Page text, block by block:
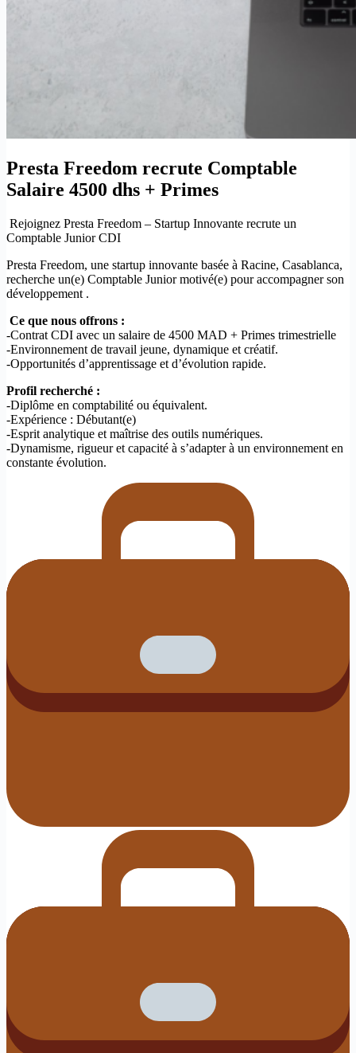
Presta Freedom recrute Comptable
Salaire 4500 dhs + Primes
Rejoignez Presta Freedom – Startup Innovante recrute un
Comptable Junior CDI
Presta Freedom, une startup innovante basée à Racine, Casablanca,
recherche un(e) Comptable Junior motivé(e) pour accompagner son
développement .
Ce que nous offrons :
-Contrat CDI avec un salaire de 4500 MAD + Primes trimestrielle
-Environnement de travail jeune, dynamique et créatif.
-Opportunités d’apprentissage et d’évolution rapide.
Profil recherché :
-Diplôme en comptabilité ou équivalent.
-Expérience : Débutant(e)
-Esprit analytique et maîtrise des outils numériques.
-Dynamisme, rigueur et capacité à s’adapter à un environnement en
constante évolution.